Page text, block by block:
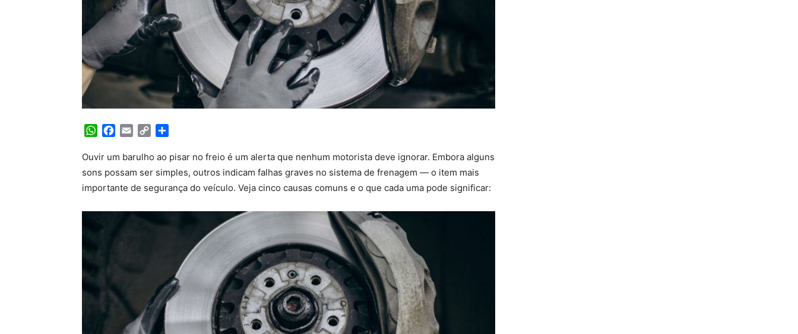
WhatsApp
Facebook
Email Copy
Ouvir um barulho ao pisar no freio é um alerta que nenhum motorista deve ignorar. Embora alguns
sons possam ser simples, outros indicam falhas graves no sistema de frenagem — o item mais
importante de segurança do veículo. Veja cinco causas comuns e o que cada uma pode significar: